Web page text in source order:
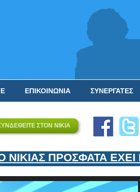
ΣΥΝΕΡΓΑΤΕΣ
ΕΠΙΚΟΙΝΩΝΙΑ
ΣΤΟΝ ΝΙΚΙΑ
ΠΡΟΣΦΑΤΑ ΕΧΕΙ